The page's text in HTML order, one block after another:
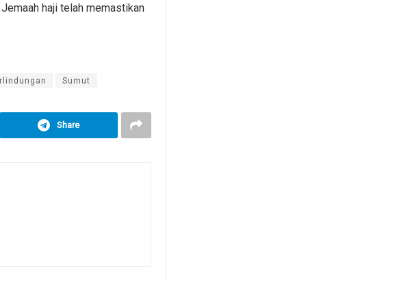
haji telah memastikan
Sumut
Share